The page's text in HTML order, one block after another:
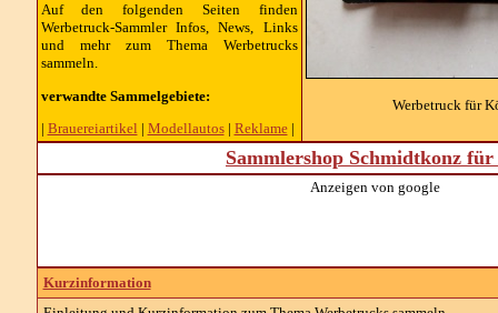
Auf den folgenden Seiten finden
Werbetruck-Sammler Infos, News, Links
und mehr zum Thema Werbetrucks
sammeln.
verwandte Sammelgebiete:
| Brauereiartikel | Modellautos| Reklame|
Werbetruck für
Sammlershop Schmidtkonz
Anzeigen von google
Kurzinformation